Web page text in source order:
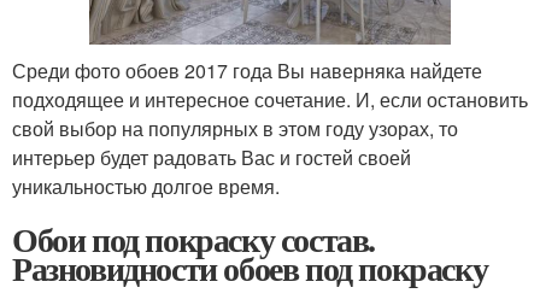
Среди фото обоев 2017 года Вы наверняка найдете
подходящее и интересное сочетание. И, если остановить
свой выбор на популярных в этом году узорах, то
интерьер будет радовать Вас и гостей своей
уникальностью долгое время.
Обои под покраску состав.
Разновидности обоев под покраску